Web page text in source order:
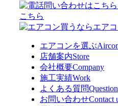
こちら
エアコンを選ぶ
店舗案内Store
会社概要Company
施工実績Work
よくある質問Question
お問い合わせContact